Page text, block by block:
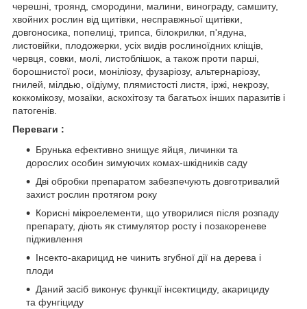
черешні, троянд, смородини, малини, винограду, самшиту,
хвойних рослин від щитівки, несправжньої щитівки,
довгоносика, попелиці, трипса, білокрилки, п'ядуна,
листовійки, плодожерки, усіх видів рослиноїдних кліщів,
червця, совки, молі, листоблішок, а також проти парші,
борошнистої роси, моніліозу, фузаріозу, альтернаріозу,
гнилей, мілдью, оїдіуму, плямистості листя, іржі, некрозу,
коккомікозу, мозаїки, аскохітозу та багатьох інших паразитів і
патогенів.
Переваги :
Брунька ефективно знищує яйця, личинки та
дорослих особин зимуючих комах-шкідників саду
Дві обробки препаратом забезпечують довготривалий
захист рослин протягом року
Корисні мікроелементи, що утворилися після розпаду
препарату, діють як стимулятор росту і позакореневе
підживлення
Інсекто-акарицид не чинить згубної дії на дерева і
плоди
Даний засіб виконує функції інсектициду, акарициду
та фунгіциду